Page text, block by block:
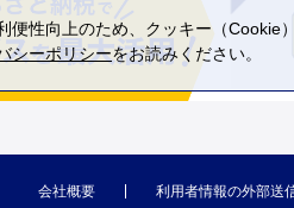
会社概要 利用者情報の外部送
便性向上のため、クッキー（
シーポリシーをお読みください。